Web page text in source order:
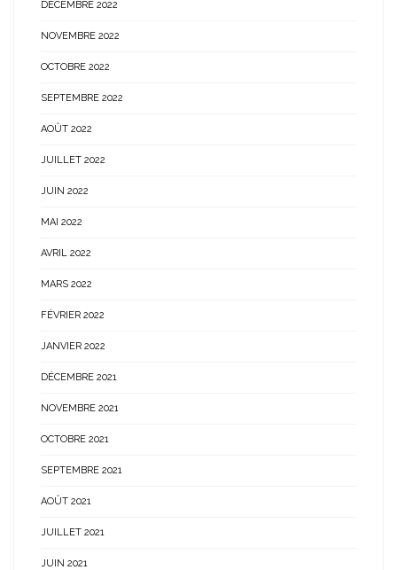
DÉCEMBRE 2022
NOVEMBRE 2022
OCTOBRE 2022
SEPTEMBRE 2022
AOÛT 2022
JUILLET 2022
JUIN 2022
MAI 2022
AVRIL 2022
MARS 2022
FÉVRIER 2022
JANVIER 2022
DÉCEMBRE 2021
NOVEMBRE 2021
OCTOBRE 2021
SEPTEMBRE 2021
AOÛT 2021
JUILLET 2021
JUIN 2021